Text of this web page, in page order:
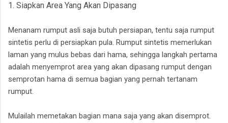
1. Siapkan Area Yang Akan Dipasang
Menanam rumput asli saja butuh persiapan, tentu saja rumput
sintetis perlu di persiapkan pula. Rumput sintetis memerlukan
laman yang mulus bebas dari hama, sehingga langkah pertama
adalah menyemprot area yang akan dipasang rumput dengan
semprotan hama di semua bagian yang pernah tertanam
rumput.
Mulailah memetakan bagian mana saja yang akan disemprot.